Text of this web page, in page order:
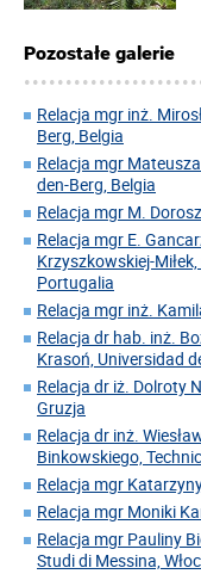
Pozostałe galerie
Relacja mgr inż.
Berg, Belgia
Relacja mgr
den-Berg, Belgia
Relacja mgr M.
Relacja mgr E.
Krzyszkowskiej-
Portugalia
Relacja mgr inż.
Relacja dr hab. inż.
Krasoń, Universidad
Relacja dr iż. Dolroty
Gruzja
Relacja dr inż.
Binkowskiego,
Relacja mgr
Relacja mgr Moniki
Relacja mgr Pauliny
Studi di Messina,